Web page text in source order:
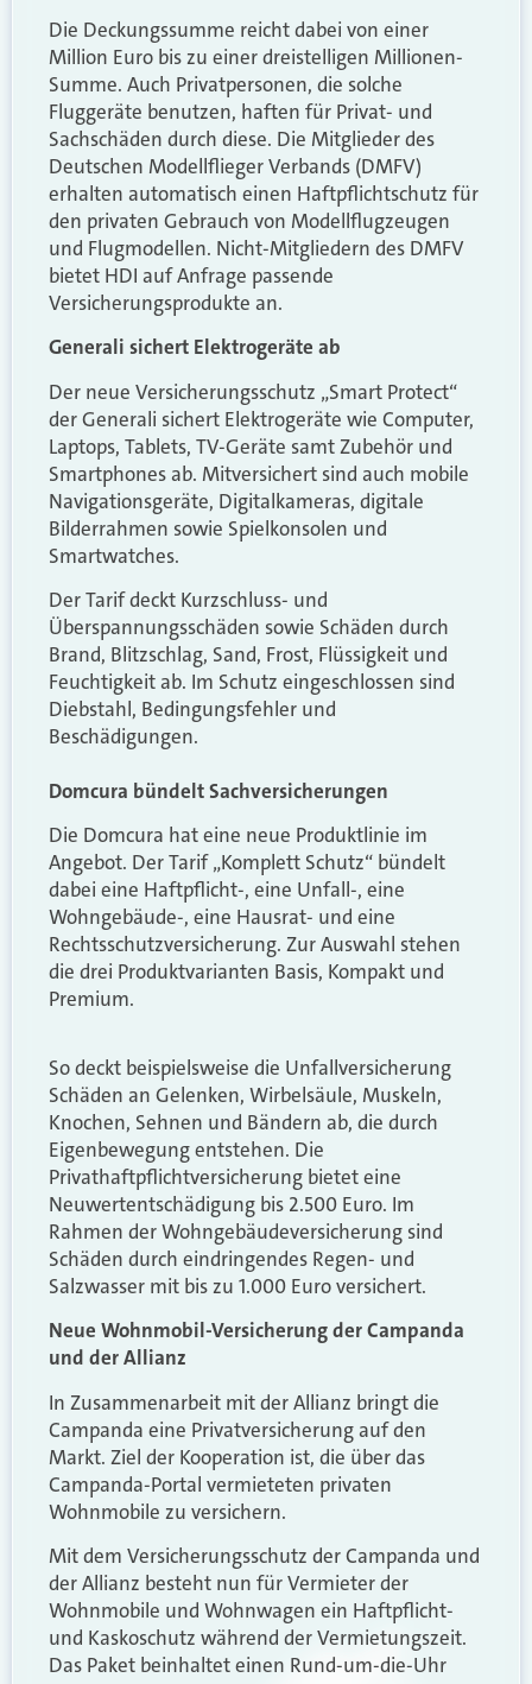
Die Deckungssumme reicht dabei von einer
Million Euro bis zu einer dreistelligen Millionen-
Summe. Auch Privatpersonen, die solche
Fluggeräte benutzen, haften für Privat- und
Sachschäden durch diese. Die Mitglieder des
Deutschen Modellflieger Verbands (DMFV)
erhalten automatisch einen Haftpflichtschutz für
den privaten Gebrauch von Modellflugzeugen
und Flugmodellen. Nicht-Mitgliedern des DMFV
bietet HDI auf Anfrage passende
Versicherungsprodukte an.
Generali sichert Elektrogeräte ab
Der neue Versicherungsschutz „Smart Protect“
der Generali sichert Elektrogeräte wie Computer,
Laptops, Tablets, TV-Geräte samt Zubehör und
Smartphones ab. Mitversichert sind auch mobile
Navigationsgeräte, Digitalkameras, digitale
Bilderrahmen sowie Spielkonsolen und
Smartwatches.
Der Tarif deckt Kurzschluss- und
Überspannungsschäden sowie Schäden durch
Brand, Blitzschlag, Sand, Frost, Flüssigkeit und
Feuchtigkeit ab. Im Schutz eingeschlossen sind
Diebstahl, Bedingungsfehler und
Beschädigungen.
Domcura bündelt Sachversicherungen
Die Domcura hat eine neue Produktlinie im
Angebot. Der Tarif „Komplett Schutz“ bündelt
dabei eine Haftpflicht-, eine Unfall-, eine
Wohngebäude-, eine Hausrat- und eine
Rechtsschutzversicherung. Zur Auswahl stehen
die drei Produktvarianten Basis, Kompakt und
Premium.
So deckt beispielsweise die Unfallversicherung
Schäden an Gelenken, Wirbelsäule, Muskeln,
Knochen, Sehnen und Bändern ab, die durch
Eigenbewegung entstehen. Die
Privathaftpflichtversicherung bietet eine
Neuwertentschädigung bis 2.500 Euro. Im
Rahmen der Wohngebäudeversicherung sind
Schäden durch eindringendes Regen- und
Salzwasser mit bis zu 1.000 Euro versichert.
Neue Wohnmobil-Versicherung der Campanda
und der Allianz
In Zusammenarbeit mit der Allianz bringt die
Campanda eine Privatversicherung auf den
Markt. Ziel der Kooperation ist, die über das
Campanda-Portal vermieteten privaten
Wohnmobile zu versichern.
Mit dem Versicherungsschutz der Campanda und
der Allianz besteht nun für Vermieter der
Wohnmobile und Wohnwagen ein Haftpflicht-
und Kaskoschutz während der Vermietungszeit.
Das Paket beinhaltet einen Rund-um-die-Uhr